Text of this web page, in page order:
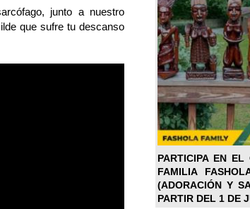
junto a nuestro
que sufre tu descanso
PARTICIPA EN
FAMILIA
(ADORACIÓN Y
PARTIR DEL 1 DE